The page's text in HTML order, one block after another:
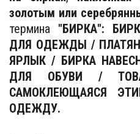
золотым или
термина "БИРКА":
ДЛЯ ОДЕЖДЫ /
ЯРЛЫК / БИРКА
ДЛЯ ОБУВИ /
САМОКЛЕЮЩАЯСЯ
ОДЕЖДУ.